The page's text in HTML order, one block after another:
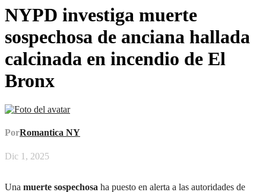
NYPD investiga muerte
sospechosa de anciana hallada
calcinada en incendio de El
Bronx
PorRomantica NY
Dic 1, 2025
Una muerte sospechosa ha puesto en alerta a las autoridades de